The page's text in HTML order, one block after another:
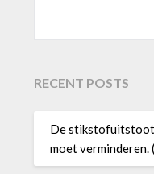
RECENT POSTS
De stikstofuitstoot
moet